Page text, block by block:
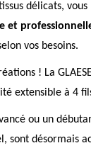
délicats,
et
vos besoins.
! La
extensible à 4
ou un
désormais